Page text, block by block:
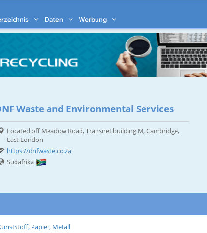
Daten Werbung
Waste and Environmental Services
Located off Meadow Road, Transnet building M, Cambridge,
East London
https://dnfwaste.co.za
Südafrika
Papier, Metall